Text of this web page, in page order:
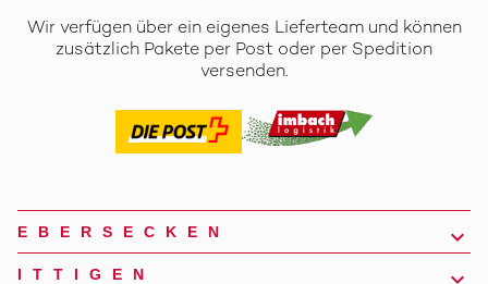
Wir verfügen über ein eigenes Lieferteam und können
zusätzlich Pakete per Post oder per Spedition
versenden.
EBERSECKEN
ITTIGEN